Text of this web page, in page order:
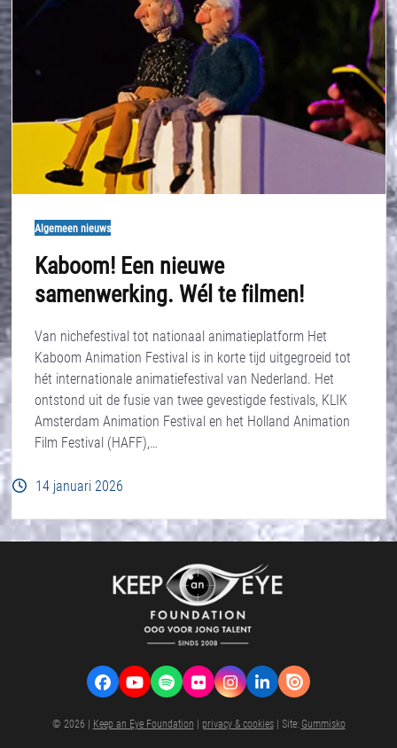
Algemeen nieuws
Kaboom! Een nieuwe
samenwerking. Wél te filmen!
Van nichefestival tot nationaal animatieplatform Het
Kaboom Animation Festival is in korte tijd uitgegroeid tot
hét internationale animatiefestival van Nederland. Het
ontstond uit de fusie van twee gevestigde festivals, KLIK
Amsterdam Animation Festival en het Holland Animation
Film Festival (HAFF),…
14 januari 2026
FacebookYouTubeSpotifyFlickrInstagram
LinkedIn
VK
© 2026 | Keep an Eye Foundation | privacy & cookies| Site: Gummisko